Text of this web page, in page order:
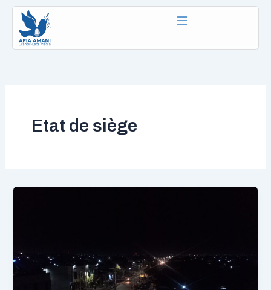
Aller
contenu
Etat de siège